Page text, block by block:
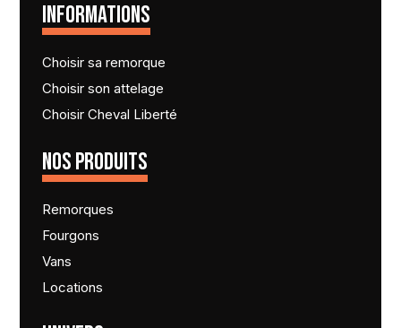
INFORMATIONS
Choisir sa remorque
Choisir son attelage
Choisir Cheval Liberté
NOS PRODUITS
Remorques
Fourgons
Vans
Locations